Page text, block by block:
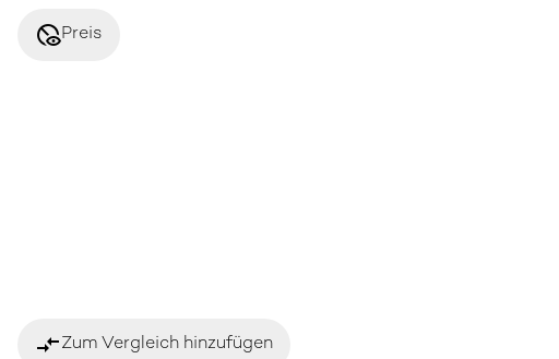
disabled_visiblePreis
compare_arrowsZum Vergleich hinzufügen